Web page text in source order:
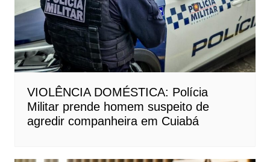
VIOLÊNCIA DOMÉSTICA: Polícia
Militar prende homem suspeito de
agredir companheira em Cuiabá